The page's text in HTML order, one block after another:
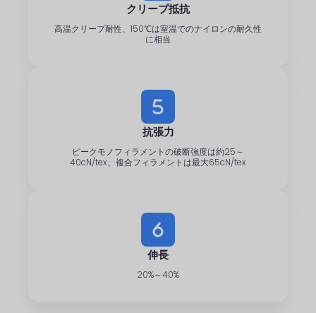
クリープ抵抗
高温クリープ耐性、150℃は室温でのナイロンの耐久性
に相当
抗張力
ピークモノフィラメントの破断強度は約25～
40cN/tex、複合フィラメントは最大65cN/tex
伸長
20%～40%